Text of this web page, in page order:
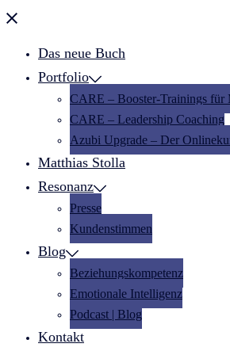
Menü
Das neue Buch
Portfolio
CARE – Booster-Trainings für
CARE – Leadership Coaching
Azubi Upgrade – Der
Matthias Stolla
Resonanz
Presse
Kundenstimmen
Blog
Beziehungskompetenz
Emotionale Intelligenz
Podcast | Blog
Kontakt